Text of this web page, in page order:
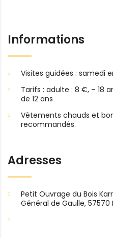
Informations
Visites guidées : samedi
Tarifs : adulte : 8 €, – 18
de 12 ans
Vêtements chauds et
recommandés.
Adresses
Petit Ouvrage du Bois
Général de Gaulle, 57570